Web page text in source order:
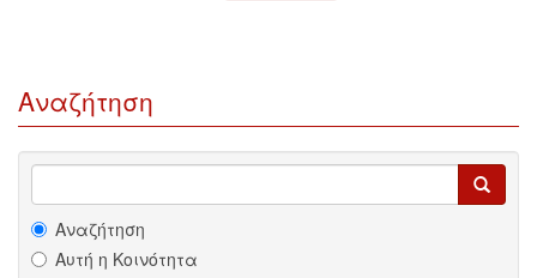
Αναζήτηση
Αναζήτηση
Αυτή η Κοινότητα